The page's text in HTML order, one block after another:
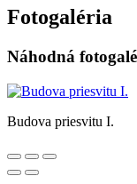
Fotogaléria
Náhodná
Budova priesvitu I.